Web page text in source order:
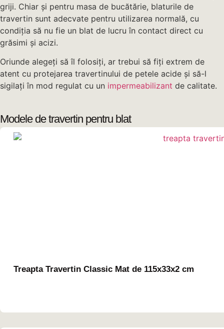
griji. Chiar și pentru masa de bucătărie, blaturile de
travertin sunt adecvate pentru utilizarea normală, cu
condiția să nu fie un blat de lucru în contact direct cu
grăsimi și acizi.
Oriunde alegeți să îl folosiți, ar trebui să fiți extrem de
atent cu protejarea travertinului de petele acide și să-l
sigilați în mod regulat cu un impermeabilizant de calitate.
Modele de travertin pentru blat
Treapta Travertin Classic Mat de 115x33x2 cm